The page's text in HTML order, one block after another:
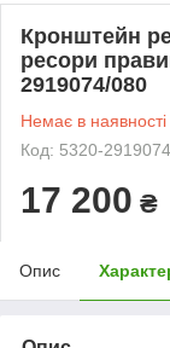
Кронштейн
ресори
2919074/080
Немає в наявності
Код: 5320-
17 200 ₴
Опис